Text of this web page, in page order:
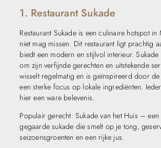
1. Restaurant Sukade
Restaurant Sukade is een culinaire hotspot
niet mag missen. Dit restaurant ligt prachtig
biedt een modern en stijlvol interieur. Sukade
om zijn verfijnde gerechten en uitstekende
wisselt regelmatig en is geïnspireerd door
een sterke focus op lokale ingrediënten.
hier een ware belevenis.
Populair gerecht: Sukade van het Huis – een
gegaarde sukade die smelt op je tong,
seizoensgroenten en een rijke jus.